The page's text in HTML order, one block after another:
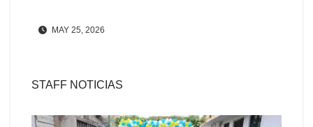
MAY 25, 2026
STAFF NOTICIAS